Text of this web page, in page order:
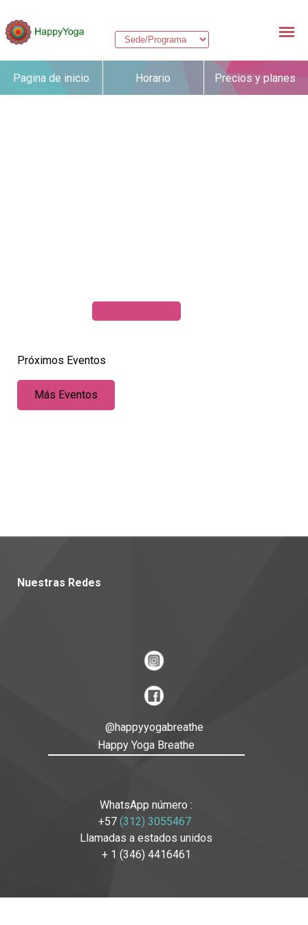
Pagina de inicio Horario Precios y planes
Próximos Eventos
Más Eventos
Nuestras Redes
@happyyogabreathe
Happy Yoga Breathe
WhatsApp número :
+57(312) 3055467
Llamadas a estados unidos
+ 1 (346) 4416461